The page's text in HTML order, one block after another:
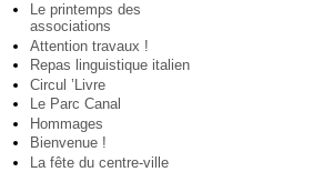
Le printemps des
associations
Attention travaux !
Repas linguistique italien
Circul ’Livre
Le Parc Canal
Hommages
Bienvenue !
La fête du centre-ville